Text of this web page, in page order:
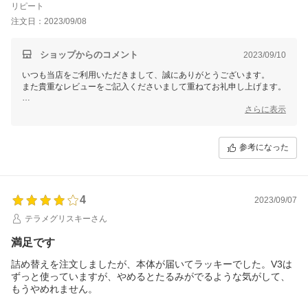
リピート
注文日：2023/09/08
ショップからのコメント 2023/09/10
いつも当店をご利用いただきまして、誠にありがとうございます。
また貴重なレビューをご記入くださいまして重ねてお礼申し上げます。
マイギフト楽天市場店
さらに表示
参考になった
4
2023/09/07
テラメグリスキーさん
満足です
詰め替えを注文しましたが、本体が届いてラッキーでした。V3は
ずっと使っていますが、やめるとたるみがでるような気がして、
もうやめれません。